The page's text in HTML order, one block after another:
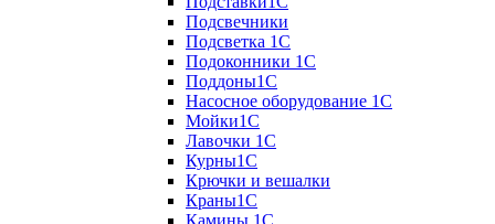
Подсвечники
Подсветка 1С
Подоконники 1С
Поддоны1С
Насосное оборудование 1С
Мойки1С
Лавочки 1С
Курны1С
Крючки и вешалки
Краны1С
Камины 1C